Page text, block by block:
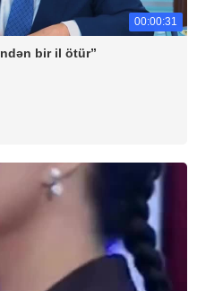
00:00:31
bir il ötür”